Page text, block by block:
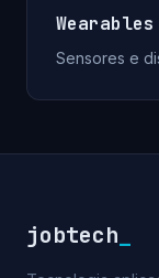
Wearables
Sensores e
jobtech